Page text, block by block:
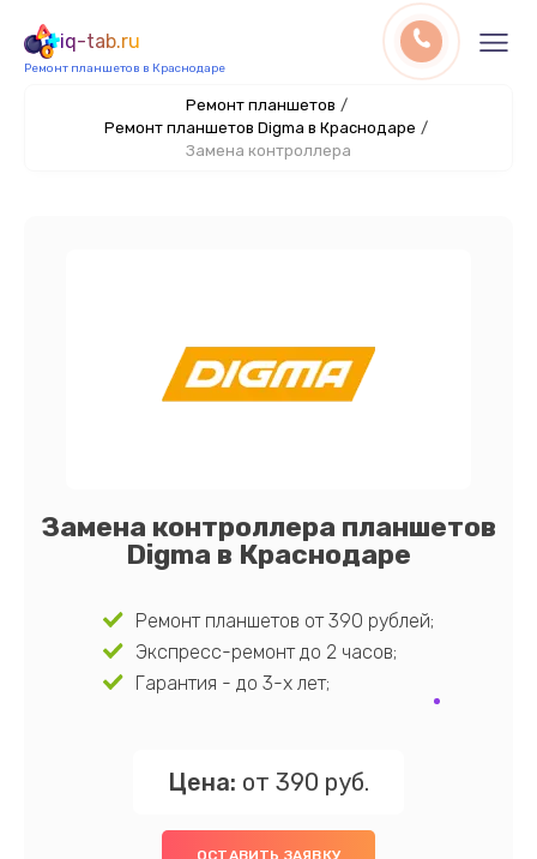
iq-tab.ru
Ремонт планшетов в Краснодаре
Ремонт планшетов /
Ремонт планшетов Digma в Краснодаре /
Замена контроллера
Замена контроллера планшетов
Digma в Краснодаре
Ремонт планшетов от 390 рублей;
Экспресс-ремонт до 2 часов;
Гарантия - до 3-х лет;
Цена: от 390 руб.
ОСТАВИТЬ ЗАЯВКУ